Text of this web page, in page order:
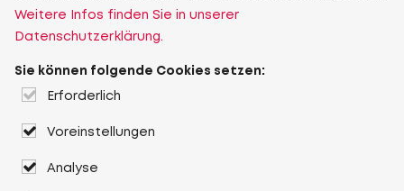
Weitere Infos finden Sie in unserer
Datenschutzerklärung.
Sie können folgende Cookies setzen:
Erforderlich
Voreinstellungen
Analyse